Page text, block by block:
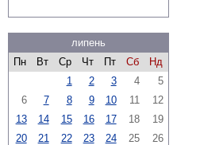
липень
Пн
Вт Ср Чт Пт Сб
Нд
1
2 3 4
5
6
7 8 9 10 11
12
13
14 15 16 17 18
19
20
21 22 23 24 25
26